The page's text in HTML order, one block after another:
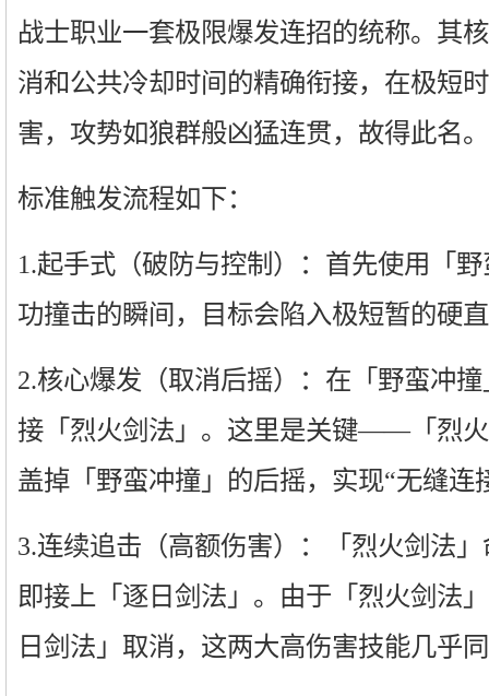
战士职业一套极限爆发连招的统称。其
消和公共冷却时间的精确衔接，在极短
害，攻势如狼群般凶猛连贯，故得此名。
标准触发流程如下：
1.起手式（破防与控制）：首先使用「
功撞击的瞬间，目标会陷入极短暂的硬
2.核心爆发（取消后摇）：在「野蛮冲
接「烈火剑法」。这里是关键——「烈
盖掉「野蛮冲撞」的后摇，实现“无缝连
3.连续追击（高额伤害）：「烈火剑法
即接上「逐日剑法」。由于「烈火剑法
日剑法」取消，这两大高伤害技能几乎